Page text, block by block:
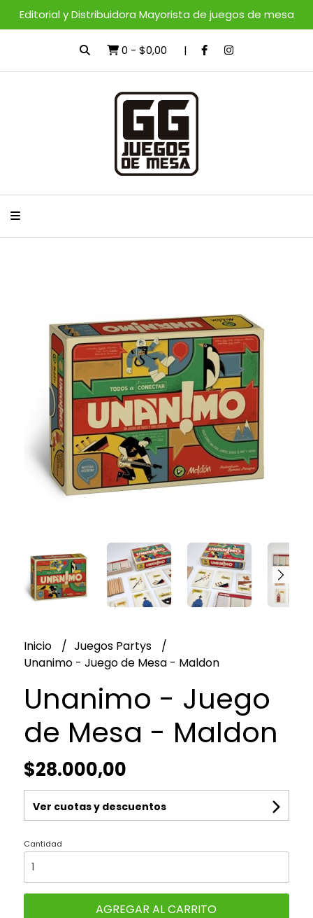
Editorial y Distribuidora Mayorista de juegos de mesa
0 - $0,00
Inicio
Juegos Partys
Unanimo - Juego de Mesa - Maldon
Unanimo - Juego
de Mesa - Maldon
$28.000,00
Ver cuotas y descuentos
Cantidad
AGREGAR AL CARRITO